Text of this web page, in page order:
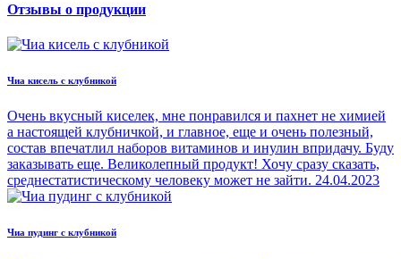
Отзывы о продукции
Чиа кисель с клубникой
Очень вкусный киселек, мне понравился и пахнет не химией
а настоящей клубничкой, и главное, еще и очень полезный,
состав впечатлил наборов витаминов и инулин впридачу. Буду
заказывать еще. Великолепный продукт! Хочу сразу сказать,
среднестатистическому человеку может не зайти. 24.04.2023
Чиа пудинг с клубникой